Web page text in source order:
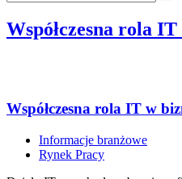
Współczesna rola
Współczesna rola IT w
Informacje branżowe
Rynek Pracy